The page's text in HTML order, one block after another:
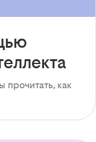
прочитать, как